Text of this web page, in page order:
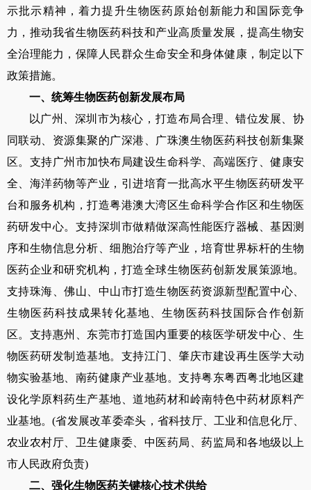
示批示精神，着力提升生物医药原始创新能力和国际竞争
力，推动我省生物医药科技和产业高质量发展，提高生物安
全治理能力，保障人民群众生命安全和身体健康，制定以下
政策措施。
一、统筹生物医药创新发展布局
以广州、深圳市为核心，打造布局合理、错位发展、协
同联动、资源集聚的广深港、广珠澳生物医药科技创新集聚
区。支持广州市加快布局建设生命科学、高端医疗、健康安
全、海洋药物等产业，引进培育一批高水平生物医药研发平
台和服务机构，打造粤港澳大湾区生命科学合作区和生物医
药研发中心。支持深圳市做精做深高性能医疗器械、基因测
序和生物信息分析、细胞治疗等产业，培育世界标杆的生物
医药企业和研究机构，打造全球生物医药创新发展策源地。
支持珠海、佛山、中山市打造生物医药资源新型配置中心、
生物医药科技成果转化基地、生物医药科技国际合作创新
区。支持惠州、东莞市打造国内重要的核医学研发中心、生
物医药研发制造基地。支持江门、肇庆市建设再生医学大动
物实验基地、南药健康产业基地。支持粤东粤西粤北地区建
设化学原料药生产基地、道地药材和岭南特色中药材原料产
业基地。(省发展改革委牵头，省科技厅、工业和信息化厅、
农业农村厅、卫生健康委、中医药局、药监局和各地级以上
市人民政府负责)
二、强化生物医药关键核心技术供给